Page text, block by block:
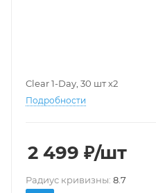
Clear 1-Day, 30 шт х2
Подробности
2 499 ₽/шт
Pадиус кривизны: 8.7